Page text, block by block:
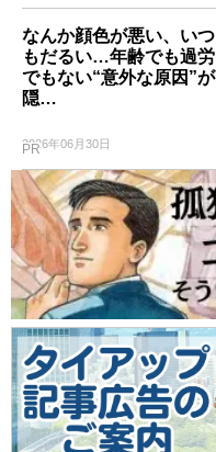
なんか顔色が悪い、いつ
もだるい…年齢でも過労
でもない“意外な原因”が
隠…
2026年06月30日
PR